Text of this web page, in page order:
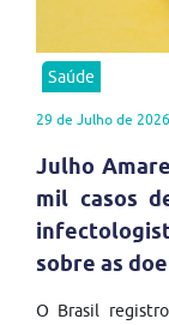
Saúde
29 de Julho de 2026
Julho
mil casos
sobre as
O Brasil